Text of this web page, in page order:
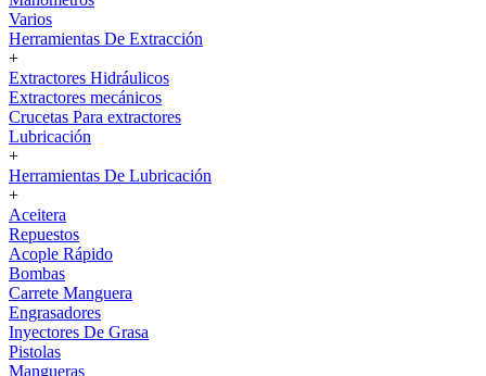
Varios
Herramientas De Extracción
+
Extractores Hidráulicos
Extractores mecánicos
Crucetas Para extractores
Lubricación
+
Herramientas De Lubricación
+
Aceitera
Repuestos
Acople Rápido
Bombas
Carrete Manguera
Engrasadores
Inyectores De Grasa
Pistolas
Mangueras